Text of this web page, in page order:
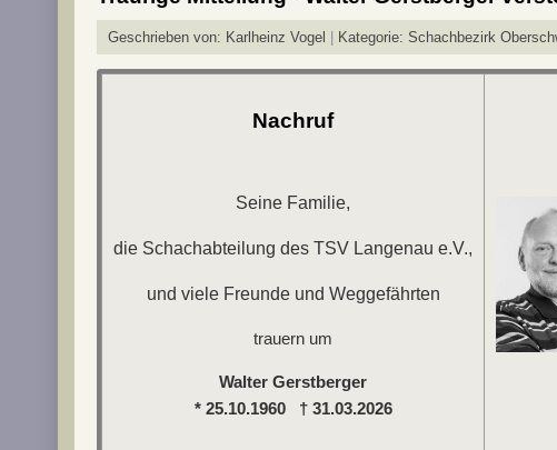
Geschrieben von: Karlheinz Vogel Kategorie: Schachbezirk
Nachruf
Seine Familie,
die Schachabteilung des TSV Langenau e.V.,
und viele Freunde und Weggefährten
trauern um
Walter Gerstberger
* 25.10.1960 † 31.03.2026